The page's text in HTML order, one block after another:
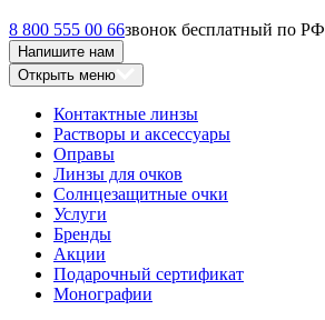
8 800 555 00 66звонок бесплатный по РФ
Напишите нам
Открыть меню
Контактные линзы
Растворы и аксессуары
Оправы
Линзы для очков
Солнцезащитные очки
Услуги
Бренды
Акции
Подарочный сертификат
Монографии